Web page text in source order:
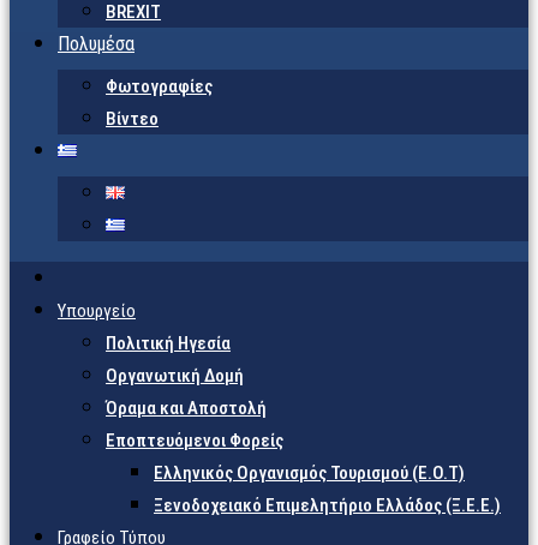
BREXIT
Πολυμέσα
Φωτογραφίες
Βίντεο
Υπουργείο
Πολιτική Ηγεσία
Οργανωτική Δομή
Όραμα και Αποστολή
Εποπτευόμενοι Φορείς
Eλληνικός Οργανισμός Τουρισμού (Ε.Ο.Τ)
Ξενοδοχειακό Επιμελητήριο Ελλάδος (Ξ.Ε.Ε.)
Γραφείο Τύπου